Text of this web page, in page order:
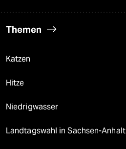
Themen
Katzen
Hitze
Niedrigwasser
Landtagswahl in Sachsen-Anhalt